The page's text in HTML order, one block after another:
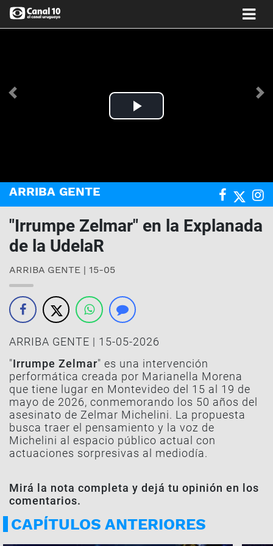
Play
Anterior
ARRIBA GENTE
"Irrumpe Zelmar" en la Explanada
de la UdelaR
ARRIBA GENTE | 15-05
ARRIBA GENTE | 15-05-2026
"Irrumpe Zelmar" es una intervención
performática creada por Marianella Morena
que tiene lugar en Montevideo del 15 al 19 de
mayo de 2026, conmemorando los 50 años del
asesinato de Zelmar Michelini. La propuesta
busca traer el pensamiento y la voz de
Michelini al espacio público actual con
actuaciones sorpresivas al mediodía.
Mirá la nota completa y dejá tu opinión en los
comentarios.
CAPÍTULOS ANTERIORES